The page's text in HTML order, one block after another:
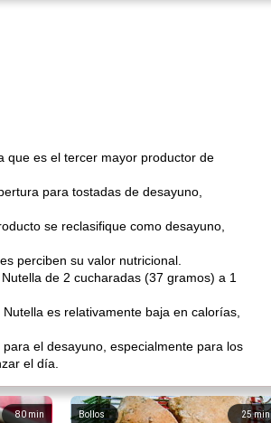
que es el tercer mayor productor de
para tostadas de desayuno,
se reclasifique como desayuno,
perciben su valor nutricional.
de 2 cucharadas (37 gramos) a 1
es relativamente baja en calorías,
el desayuno, especialmente para los
el día.
80 min 25min
Bollos